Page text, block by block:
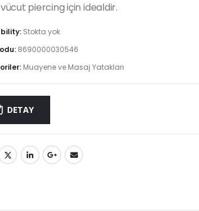
piercing için idealdir.
Stokta yok
8690000030546
Muayene ve Masaj Yatakları
DETAY